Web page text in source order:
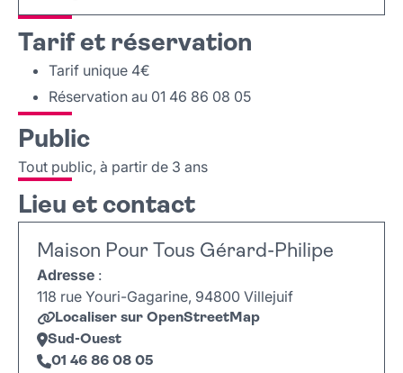
Tarif et réservation
Tarif unique 4€
Réservation au 01 46 86 08 05
Public
Tout public, à partir de 3 ans
Lieu et contact
Maison Pour Tous Gérard-Philipe
Adresse :
118 rue Youri-Gagarine, 94800 Villejuif
Localiser sur OpenStreetMap
Sud-Ouest
01 46 86 08 05